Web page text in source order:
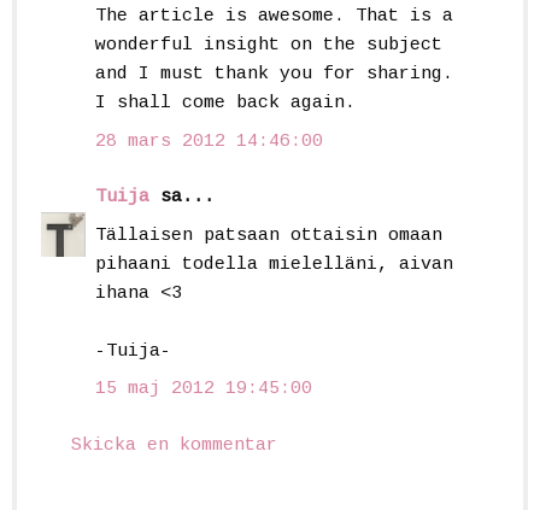
The article is awesome. That is a
wonderful insight on the subject
and I must thank you for sharing.
I shall come back again.
28 mars 2012 14:46:00
Tuija sa...
Tällaisen patsaan ottaisin omaan
pihaani todella mielelläni, aivan
ihana <3
-Tuija-
15 maj 2012 19:45:00
Skicka en kommentar